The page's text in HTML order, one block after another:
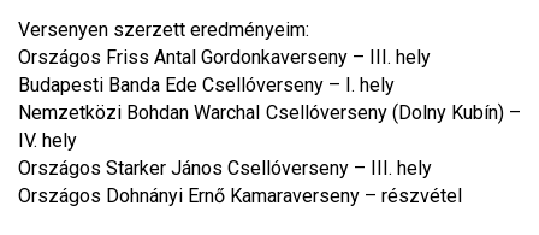
Versenyen szerzett eredményeim:
Országos Friss Antal Gordonkaverseny – III. hely
Budapesti Banda Ede Csellóverseny – I. hely
Nemzetközi Bohdan Warchal Csellóverseny (Dolny Kubín) –
IV. hely
Országos Starker János Csellóverseny – III. hely
Országos Dohnányi Ernő Kamaraverseny – részvétel